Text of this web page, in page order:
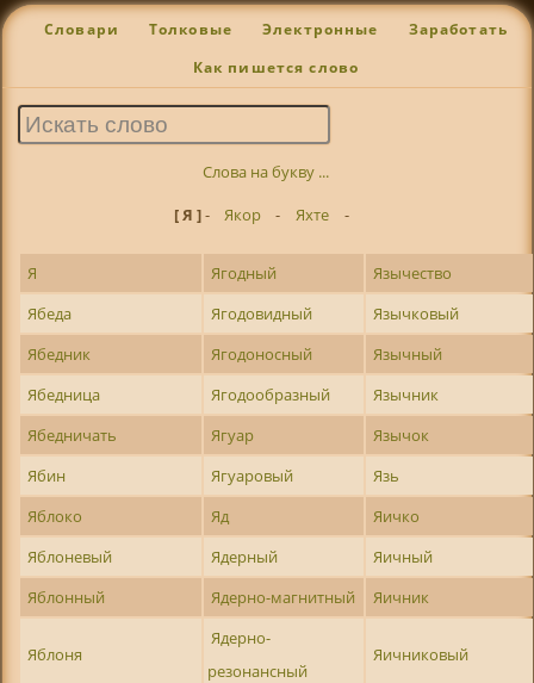
Словари Толковые Электронные Заработать
Как пишется слово
Слова на букву ...
[ Я ]- Якор - Яхте -
Я Ягодный
Язычество
Ябеда
Ягодовидный
Язычковый
Ябедник
Ягодоносный
Язычный
Ябедница
Ягодообразный
Язычник
Ябедничать
Ягуар
Язычок
Ябин
Ягуаровый
Язь
Яблоко
Яд
Яичко
Яблоневый
Ядерный
Яичный
Яблонный
Ядерно-магнитный Яичник
Яблоня
Ядерно-
резонансный
Яичниковый